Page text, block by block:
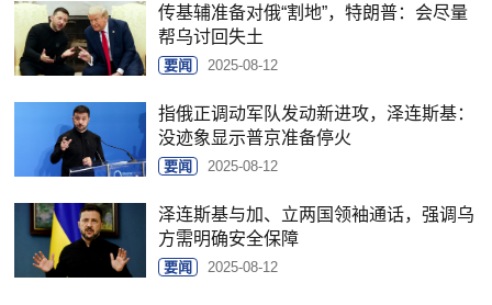
传基辅准备对俄“割地”，特朗普：会尽量
帮乌讨回失土
要闻 2025-08-12
指俄正调动军队发动新进攻，泽连斯基：
没迹象显示普京准备停火
要闻 2025-08-12
泽连斯基与加、立两国领袖通话，强调乌
方需明确安全保障
要闻 2025-08-12